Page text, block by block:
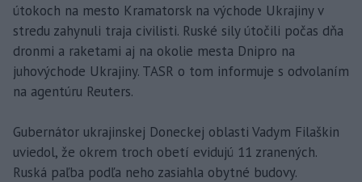
útokoch na mesto Kramatorsk na východe Ukrajiny v
stredu zahynuli traja civilisti. Ruské sily útočili počas dňa
dronmi a raketami aj na okolie mesta Dnipro na
juhovýchode Ukrajiny. TASR o tom informuje s odvolaním
na agentúru Reuters.
Gubernátor ukrajinskej Doneckej oblasti Vadym Filaškin
uviedol, že okrem troch obetí evidujú 11 zranených.
Ruská paľba podľa neho zasiahla obytné budovy.